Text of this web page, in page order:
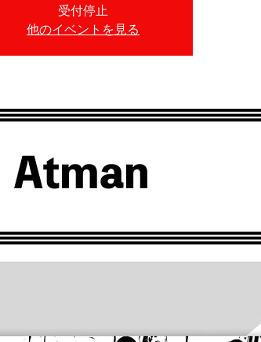
受付停止
他のイベントを見る